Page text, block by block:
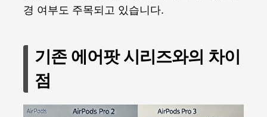
경 여부도 주목되고 있습니다.
기존 에어팟 시리즈와의 차이
점